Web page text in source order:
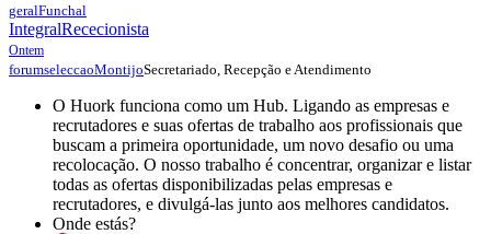
geralFunchal
IntegralRececionista
Ontem
forumseleccaoMontijoSecretariado, Recepção e Atendimento
O Huork funciona como um Hub. Ligando as empresas e
recrutadores e suas ofertas de trabalho aos profissionais que
buscam a primeira oportunidade, um novo desafio ou uma
recolocação. O nosso trabalho é concentrar, organizar e listar
todas as ofertas disponibilizadas pelas empresas e
recrutadores, e divulgá-las junto aos melhores candidatos.
Onde estás?